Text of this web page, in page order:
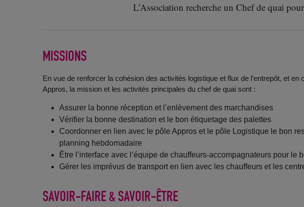
L’Association recherche un Chef de quai
MISSIONS
En vue de renforcer la cohésion des activités logistique et flux de l’entrepôt, et en
Appros, la mission et les activités principales du chef de quai sont :
Assurer la bonne réception et l’enlèvement des marchandises
Vérifier la bonne destination et le bon étiquetage des palettes
Coordonner en lien avec le pôle Appros et le pôle Logistique le bon
planning hebdomadaire
Être l’interface avec l’équipe de chauffeurs-accompagnateurs pour le
Gérer les imprévus de transport en lien avec les chauffeurs et les
SAVOIR-FAIRE & SAVOIR-ÊTRE